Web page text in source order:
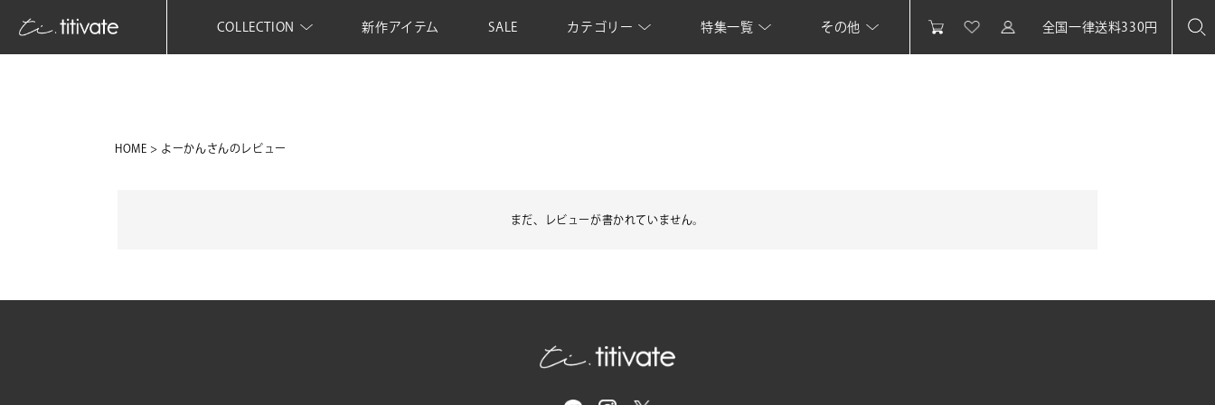
COLLECTION 新作アイテム SALE カテゴリー 特集一覧 その他 全国一律送料330円
HOME よーかんさんのレビュー
まだ、レビューが書かれていません。